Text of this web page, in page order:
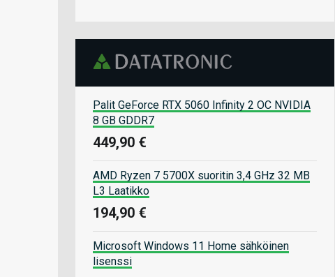
Palit GeForce RTX 5060 Infinity 2 OC NVIDIA
8 GB GDDR7
449,90 €
AMD Ryzen 7 5700X suoritin 3,4 GHz 32 MB
L3 Laatikko
194,90 €
Microsoft Windows 11 Home sähköinen
lisenssi